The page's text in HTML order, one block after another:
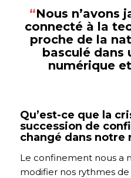
“Nous n’avons
connecté à la
proche de la
basculé dans
numérique
Qu’est-ce que la
succession de
changé dans notre
Le confinement nous a
modifier nos rythmes